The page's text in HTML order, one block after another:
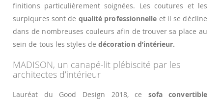
finitions particulièrement soignées. Les coutures et les
surpiqures sont de qualité professionnelle et il se décline
dans de nombreuses couleurs afin de trouver sa place au
sein de tous les styles de décoration d’intérieur.
MADISON, un canapé-lit plébiscité par les
architectes d’intérieur
Lauréat du Good Design 2018, ce sofa convertible